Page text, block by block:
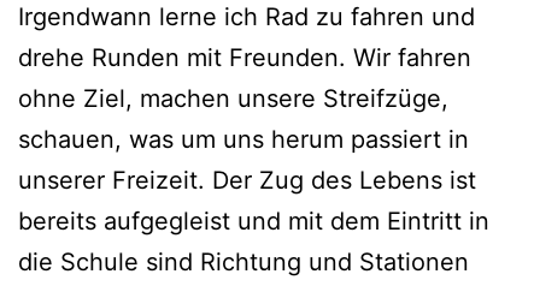
Irgendwann lerne ich Rad zu fahren und
drehe Runden mit Freunden. Wir fahren
ohne Ziel, machen unsere Streifzüge,
schauen, was um uns herum passiert in
unserer Freizeit. Der Zug des Lebens ist
bereits aufgegleist und mit dem Eintritt in
die Schule sind Richtung und Stationen